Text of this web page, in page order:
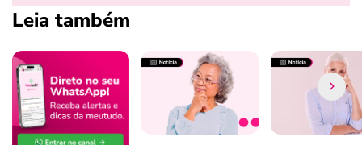
Leia também